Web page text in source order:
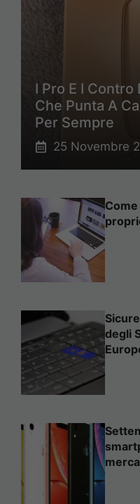
I Pro E I Contro
Che Punta A
Per Sempre
25 Novembre
degli